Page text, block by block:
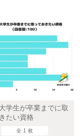
学生が卒業までに取
たい資格
全 1 枚